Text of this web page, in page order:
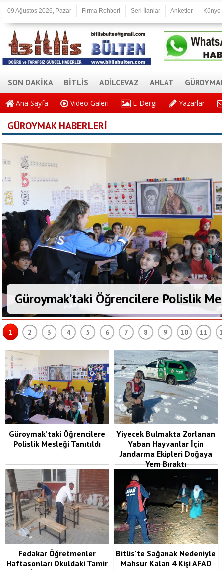
09 Ağustos 2026, Pazar Firma Rehberi Seri İlanlar Anketler Künye
SON DAKİKA BİTLİS ADİLCEVAZ AHLAT
Ana Sayfa Video Galeri E-Dergi Yazarlar
GÜROYMAK HABERLERİ
Güroymak’taki Öğrencilere Polislik
1 2 3 4 5 6 7 8 9 10 11
Güroymak’taki Öğrencilere
Polislik Mesleği Tanıtıldı
Yiyecek Bulmakta Zorlanan
Yaban Hayvanlar İçin
Jandarma Ekipleri Doğaya
Yem Bıraktı
Fedakar Öğretmenler
Haftasonları Okuldaki Tamir
Bitlis'te Sağanak Nedeniyle
Mahsur Kalan 4 Kişi AFAD